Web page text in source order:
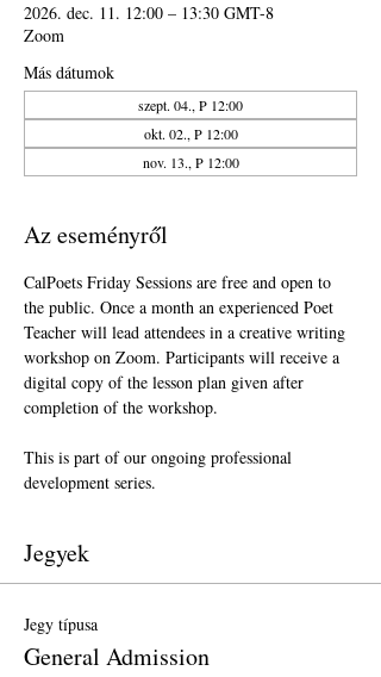
2026. dec. 11. 12:00 – 13:30 GMT-8
Zoom
Más dátumok
szept. 04., P 12:00
okt. 02., P 12:00
nov. 13., P 12:00
Az eseményről
CalPoets Friday Sessions are free and open to
the public. Once a month an experienced Poet
Teacher will lead attendees in a creative writing
workshop on Zoom. Participants will receive a
digital copy of the lesson plan given after
completion of the workshop.
This is part of our ongoing professional
development series.
Jegyek
Jegy típusa
General Admission